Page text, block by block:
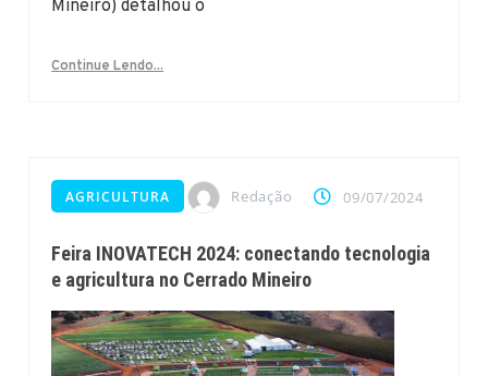
Mineiro) detalhou o
Continue Lendo...
AGRICULTURA Redação 09/07/2024
Feira INOVATECH 2024: conectando tecnologia
e agricultura no Cerrado Mineiro